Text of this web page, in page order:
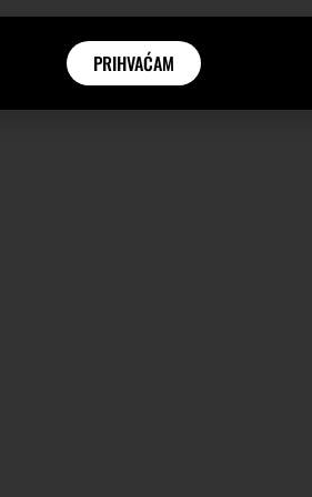
INTERVJUI AKTUALNO
PRIHVAĆAM